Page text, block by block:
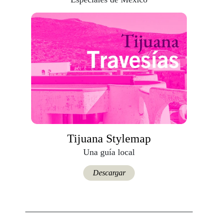
Tijuana Stylemap
Una guía local
Descargar
Viaja con Travesías, recibe cada semana
tips de insider y las guías más completas.